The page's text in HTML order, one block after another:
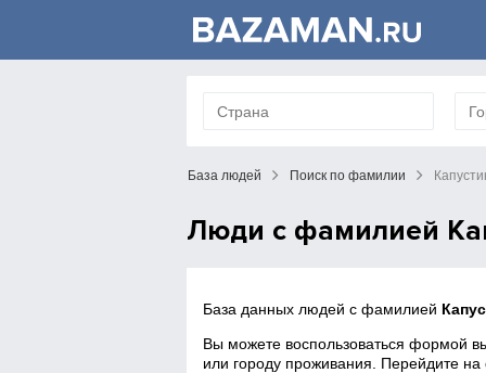
База людей Поиск по фамилии
Люди с фамилией
База данных людей с фамилией
Вы можете воспользоваться формой
или городу проживания. Перейдите